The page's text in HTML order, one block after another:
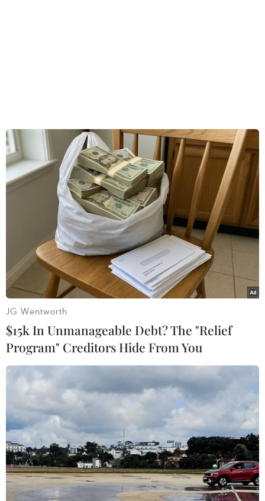
dân./.
Lâm Phan - Hoàng Đạt
(Vietnam+)
#Hà Đông
#VietnamPlus
#phương tiện cá nhân
#người dân TP. Hà Nội
Tháng 12/2026 hoàn thành
mở rộng đoạn cao tốc
Thành phố Hồ Chí Minh-
Long Thành
07/08/2026 10:29
Lào Cai: Đứt gãy 30m
đường tỉnh 161 sau mưa
lớn, giao thông bị chia cắt
07/08/2026 10:08
JG Wentworth
$15k In Unmanageable Debt? The "Relief
Program" Creditors Hide From You